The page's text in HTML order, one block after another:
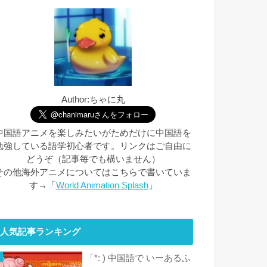
Author:ちゃに丸
国語アニメを楽しみたいがためだけに中国語を
強している語学初心者です。リンクはご自由に
どうぞ（記事毎でも構いません）
の他海外アニメについてはこちらで書いていま
す→「 World Animation Splash」
人気記事ランキング
「*: ) 中国語で いーあるふ